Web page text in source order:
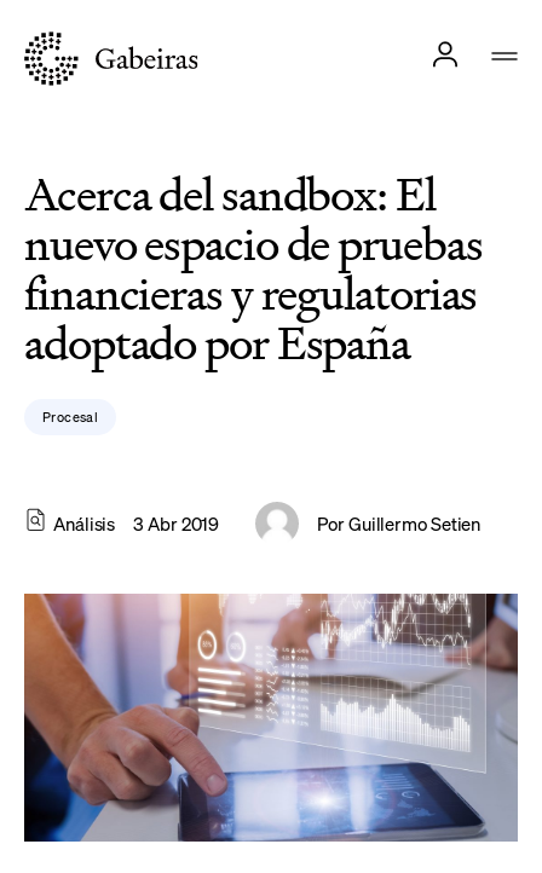
Acerca del sandbox: El
nuevo espacio de pruebas
financieras y regulatorias
adoptado por España
Procesal
Análisis 3 Abr 2019 PorGuillermo Setien